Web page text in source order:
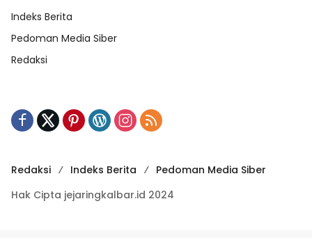
Indeks Berita
Pedoman Media Siber
Redaksi
Redaksi Indeks Berita
Pedoman Media Siber
Hak Cipta jejaringkalbar.id 2024